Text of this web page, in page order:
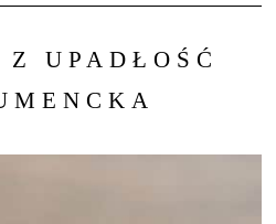
UPADŁOŚĆ